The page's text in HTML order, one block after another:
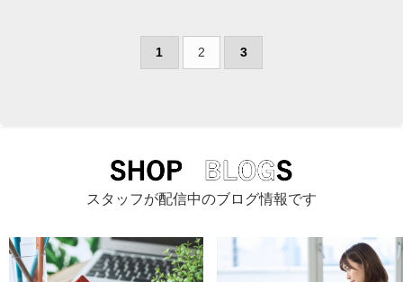
1 2 3
スタッフが配信中のブログ情報です